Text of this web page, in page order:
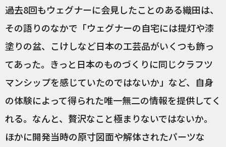
過去8回もウェグナーに会見したことのある織田は、
その語りのなかで「ウェグナーの自宅には提灯や漆
塗りの盆、こけしなど日本の工芸品がいくつも飾っ
てあった。きっと日本のものづくりに同じクラフツ
マンシップを感じていたのではないか」など、自身
の体験によって得られた唯一無二の情報を提供してく
れる。なんと、贅沢なこと極まりないではないか。
ほかに開発当時の原寸図面や解体されたパーツな